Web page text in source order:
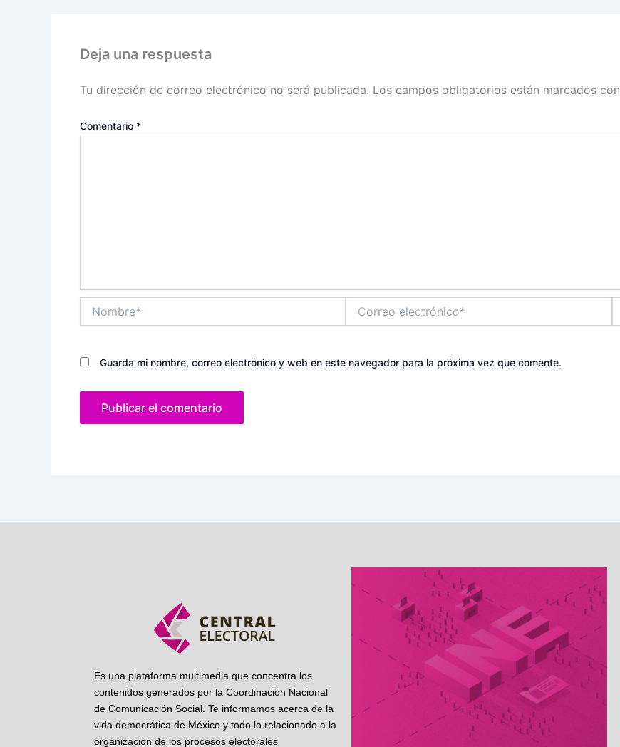
Deja una respuesta
Tu dirección de correo electrónico no será publicada. Los campos obligatorios están marcados con
Comentario *
electrónico*
Guarda mi nombre, correo electrónico y web en este navegador para la próxima vez que comente.
Es una plataforma multimedia que concentra los
contenidos generados por la Coordinación Nacional
de Comunicación Social. Te informamos acerca de la
vida democrática de México y todo lo relacionado a la
organización de los procesos electorales